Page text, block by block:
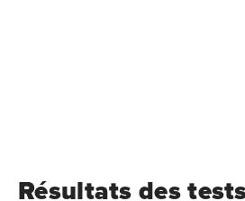
Résultats des